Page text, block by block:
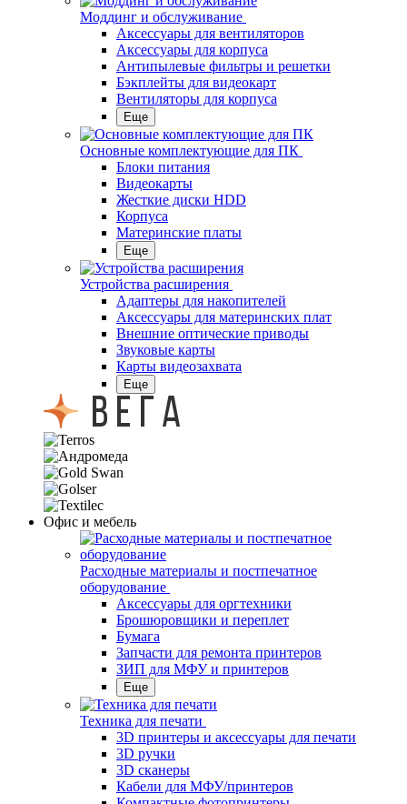
Моддинг и обслуживание
Аксессуары для вентиляторов
Аксессуары для корпуса
Антипылевые фильтры и решетки
Бэкплейты для видеокарт
Вентиляторы для корпуса
Еще
Основные комплектующие для ПК
Блоки питания
Видеокарты
Жесткие диски HDD
Корпуса
Материнские платы
Еще
Устройства расширения
Адаптеры для накопителей
Аксессуары для материнских плат
Внешние оптические приводы
Звуковые карты
Карты видеозахвата
Еще
Офис и мебель
Расходные материалы и постпечатное
оборудование
Аксессуары для оргтехники
Брошюровщики и переплет
Бумага
Запчасти для ремонта принтеров
ЗИП для МФУ и принтеров
Еще
Техника для печати
3D принтеры и аксессуары для печати
3D ручки
3D сканеры
Кабели для МФУ/принтеров